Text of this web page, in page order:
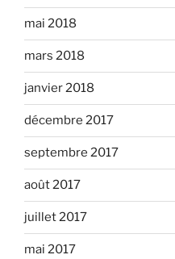
mai 2018
mars 2018
janvier 2018
décembre 2017
septembre 2017
août 2017
juillet 2017
mai 2017